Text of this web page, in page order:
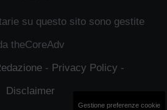
su questo sito sono gestite
theCoreAdv
- Privacy Policy -
Disclaimer
Gestione preferenze cookie